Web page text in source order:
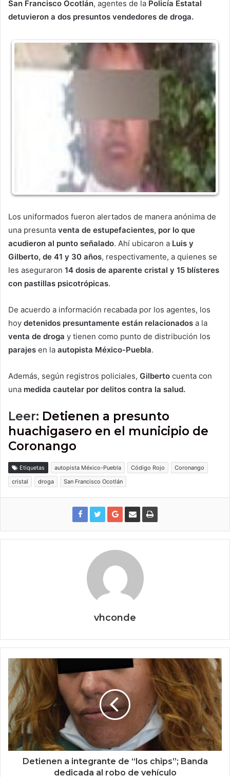
San Francisco Ocotlán, agentes de la Policía Estatal
detuvieron a dos presuntos vendedores de droga.
Los uniformados fueron alertados de manera anónima de
una presunta venta de estupefacientes, por lo que
acudieron al punto señalado. Ahí ubicaron a Luis y
Gilberto, de 41 y 30 años, respectivamente, a quienes se
les aseguraron 14 dosis de aparente cristal y 15 blísteres
con pastillas psicotrópicas.
De acuerdo a información recabada por los agentes, los
hoy detenidos presuntamente están relacionados a la
venta de droga y tienen como punto de distribución los
parajes en la autopista México-Puebla.
Además, según registros policiales, Gilberto cuenta con
una medida cautelar por delitos contra la salud.
Leer: Detienen a presunto
huachigasero en el municipio de
Coronango
Etiquetas autopista México-Puebla Código Rojo
Coronango
cristal
droga San Francisco Ocotlán
vhconde
Detienen a integrante de “los chips”; Banda
dedicada al robo de vehículo